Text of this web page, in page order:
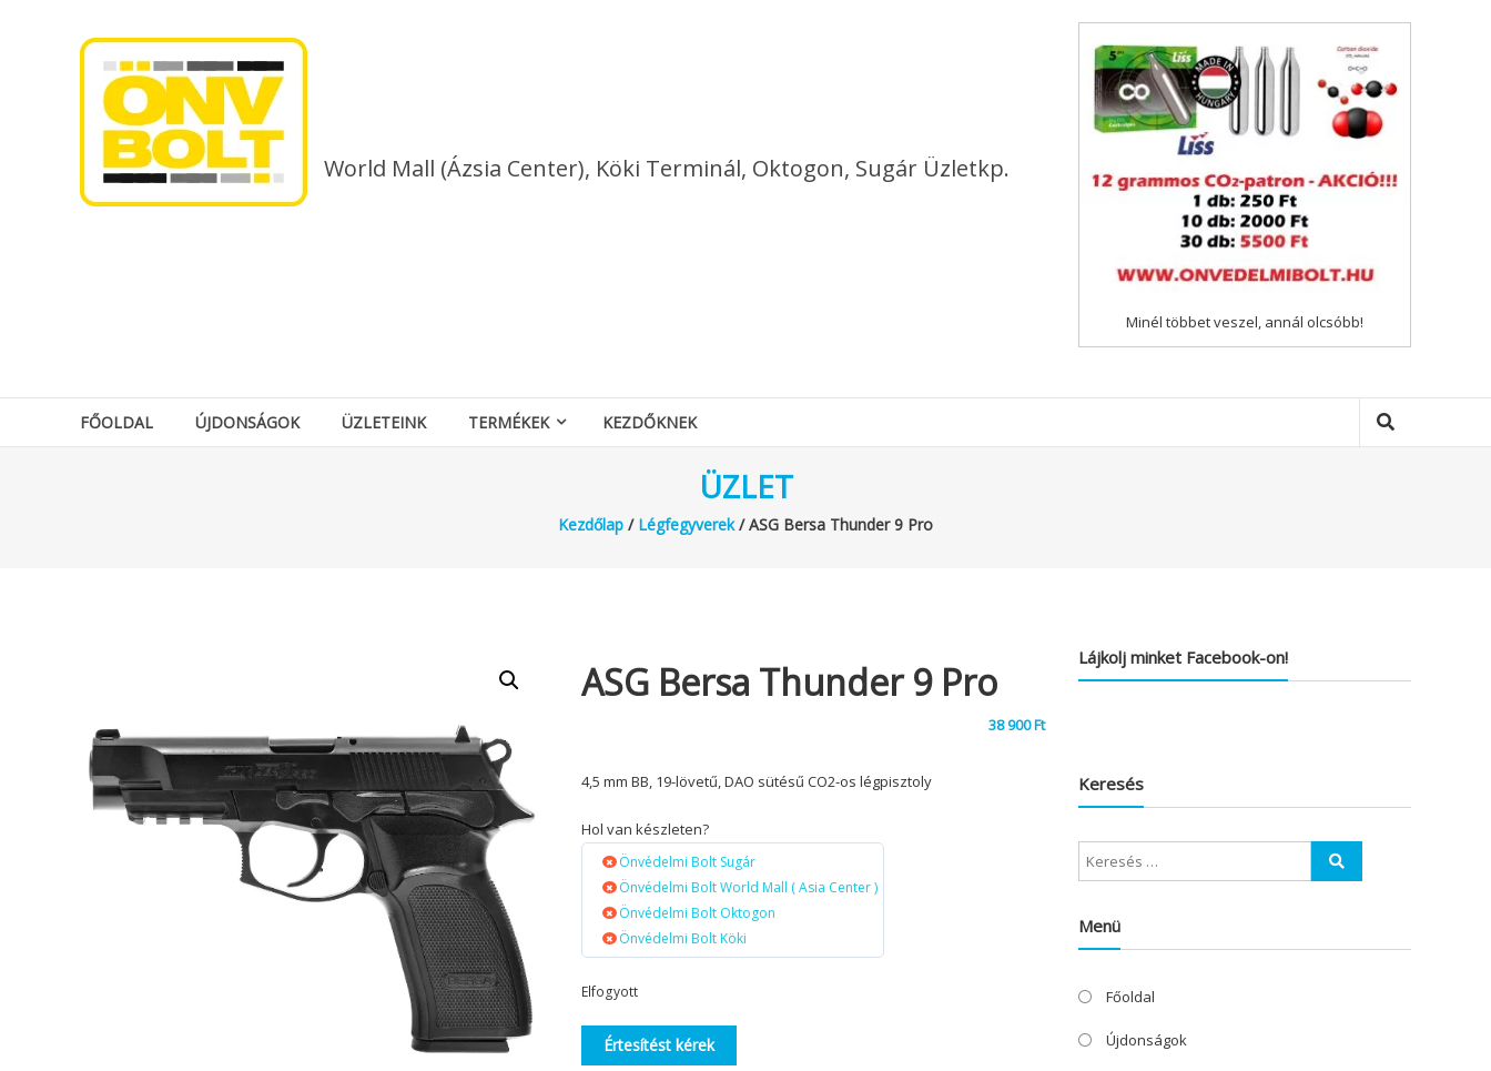
World Mall (Ázsia Center), Köki Terminál, Oktogon, Sugár Üzletkp.
Minél többet veszel, annál olcsóbb!
FŐOLDAL ÚJDONSÁGOK ÜZLETEINK TERMÉKEK KEZDŐKNEK
ÜZLET
Kezdőlap / Légfegyverek/ ASG Bersa Thunder 9 Pro
ASG Bersa Thunder 9 Pro
38 900Ft
4,5 mm BB, 19-lövetű, DAO sütésű CO2-os légpisztoly
Hol van készleten?
Önvédelmi Bolt Sugár
Önvédelmi Bolt World Mall ( Asia Center )
Önvédelmi Bolt Oktogon
Önvédelmi Bolt Köki
Elfogyott
Értesítést kérek
Lájkolj minket Facebook-on!
Keresés
Menü
Főoldal
Újdonságok